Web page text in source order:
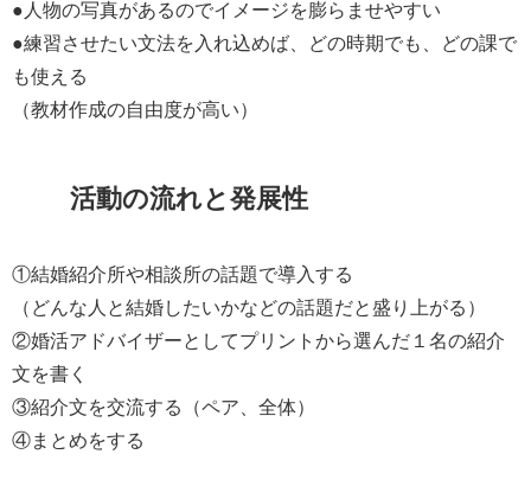
●人物の写真があるのでイメージを膨らませやすい
●練習させたい文法を入れ込めば、どの時期でも、どの課で
も使える
（教材作成の自由度が高い）
活動の流れと発展性
①結婚紹介所や相談所の話題で導入する
（どんな人と結婚したいかなどの話題だと盛り上がる）
②婚活アドバイザーとしてプリントから選んだ１名の紹介
文を書く
③紹介文を交流する（ペア、全体）
④まとめをする